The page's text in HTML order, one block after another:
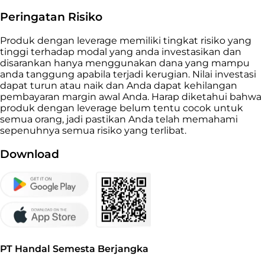
Peringatan Risiko
Produk dengan leverage memiliki tingkat risiko yang
tinggi terhadap modal yang anda investasikan dan
disarankan hanya menggunakan dana yang mampu
anda tanggung apabila terjadi kerugian. Nilai investasi
dapat turun atau naik dan Anda dapat kehilangan
pembayaran margin awal Anda. Harap diketahui bahwa
produk dengan leverage belum tentu cocok untuk
semua orang, jadi pastikan Anda telah memahami
sepenuhnya semua risiko yang terlibat.
Download
PT Handal Semesta Berjangka